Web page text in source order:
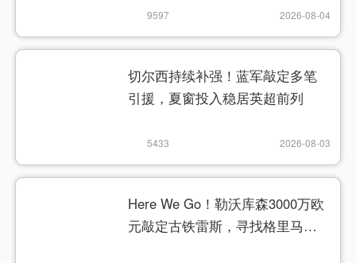
9597 2026-08-04
切尔西持续补强！蓝军敲定多笔
引援，夏窗投入稳居英超前列
5433 2026-08-03
Here We Go！勒沃库森3000万欧
元敲定古铁雷斯，寻找格里马尔